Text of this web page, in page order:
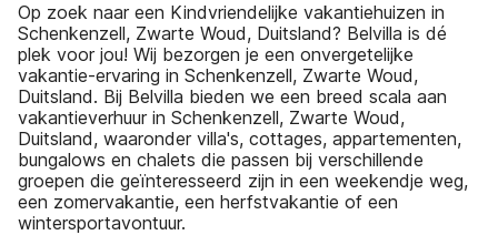
Op zoek naar een Kindvriendelijke vakantiehuizen in
Schenkenzell, Zwarte Woud, Duitsland? Belvilla is dé
plek voor jou! Wij bezorgen je een onvergetelijke
vakantie-ervaring in Schenkenzell, Zwarte Woud,
Duitsland. Bij Belvilla bieden we een breed scala aan
vakantieverhuur in Schenkenzell, Zwarte Woud,
Duitsland, waaronder villa's, cottages, appartementen,
bungalows en chalets die passen bij verschillende
groepen die geïnteresseerd zijn in een weekendje weg,
een zomervakantie, een herfstvakantie of een
wintersportavontuur.